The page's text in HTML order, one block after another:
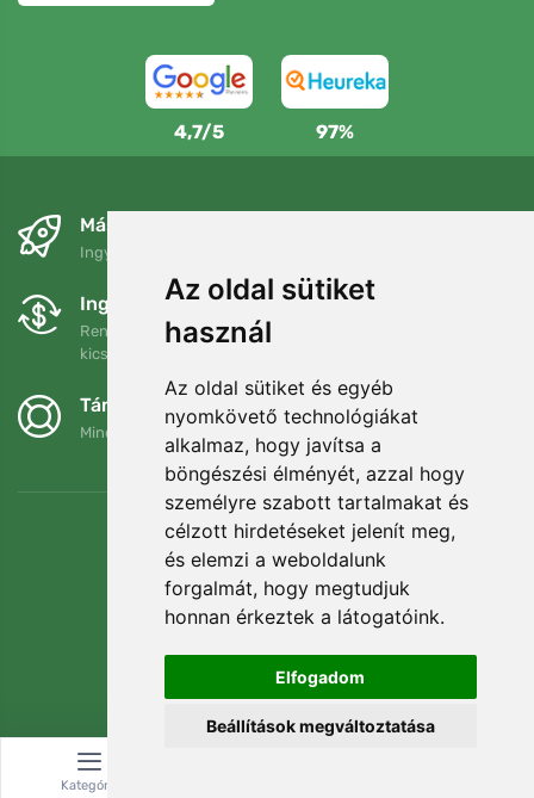
Az oldal sütiket
használ
Az oldal sütiket és egyéb
nyomkövető technológiákat
alkalmaz, hogy javítsa a
böngészési élményét, azzal hogy
személyre szabott tartalmakat és
célzott hirdetéseket jelenít meg,
és elemzi a weboldalunk
forgalmát, hogy megtudjuk
honnan érkeztek a látogatóink.
Elfogadom
Beállítások megváltoztatása
4,7/5 97%
Másnapra és ingyenesen
Ingyenes szállítás a következő összeg felett: 80 EUR
Ingyenes csere és visszaküldés
Rendelését 90 napon belül bármikor visszaküldheti vagy
kicserélheti.
Támogatjuk a Trees.org-ot
Minden megrendelésért ültetünk egy fát! Bővebben
Kategória